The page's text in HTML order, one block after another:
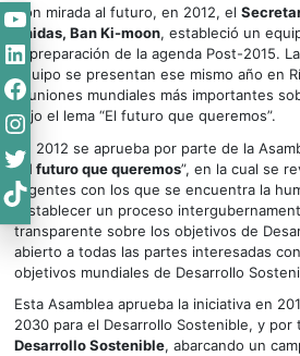
Con mirada al futuro, en 2012, el
Unidas, Ban Ki-moon, estableció un
la preparación de la agenda Post-2015.
equipo se presentan ese mismo año en
reuniones mundiales más importantes
bajo el lema “El futuro que queremos”.
En 2012 se aprueba por parte de la
“El futuro que queremos”, en la cual se
urgentes con los que se encuentra la
“establecer un proceso
transparente sobre los objetivos de
abierto a todas las partes interesadas
objetivos mundiales de Desarrollo
Esta Asamblea aprueba la iniciativa en
2030 para el Desarrollo Sostenible, y
Desarrollo Sostenible, abarcando un
YouTube
LinkedIn
Facebook
Instagram
Twitter
TikTok